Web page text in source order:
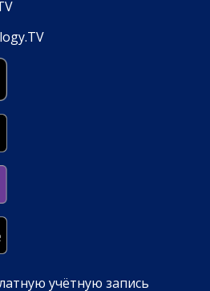
учётную запись